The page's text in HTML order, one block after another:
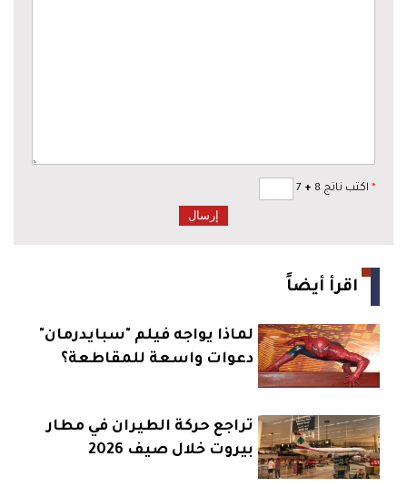
* اكتب ناتج 8 +
اقرأ أيضاً
لماذا يواجه فيلم "سبايدرمان"
دعوات واسعة للمقاطعة؟
تراجع حركة الطيران في مطار
بيروت خلال صيف 2026